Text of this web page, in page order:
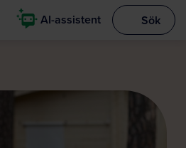
AI-assistent Visa
Sök